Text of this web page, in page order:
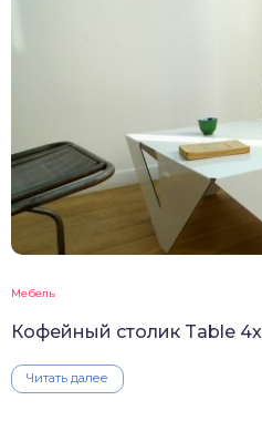
Мебель
Кофейный столик Table
Читать далее